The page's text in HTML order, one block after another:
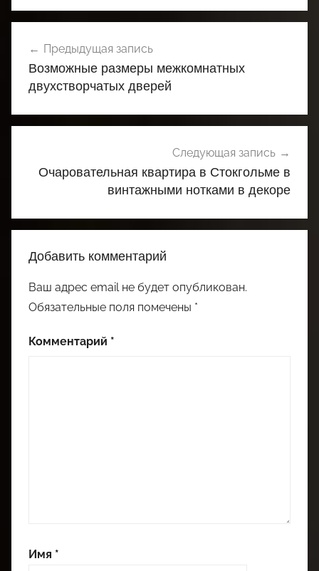
по
записям
Предыдущая запись
Возможные размеры межкомнатных
двухстворчатых дверей
Следующая запись
Очаровательная квартира в Стокгольме в
винтажными нотками в декоре
Добавить комментарий
Ваш адрес email не будет опубликован.
Обязательные поля помечены *
Комментарий *
Имя *